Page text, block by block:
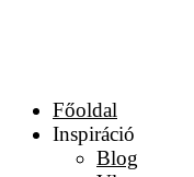
Főoldal
Inspiráció
Blog